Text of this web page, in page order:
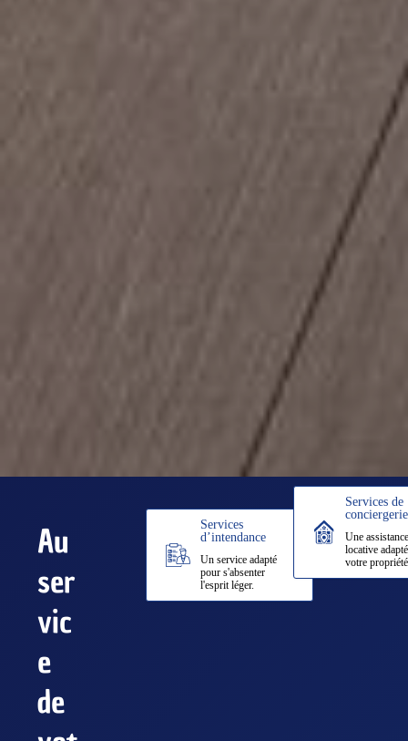
Au
ser
vic
e
de
Services
d’intendance
Un service adapté
pour s'absenter
l'esprit léger.
Services de
conciergerie
Une assistance
locative
votre